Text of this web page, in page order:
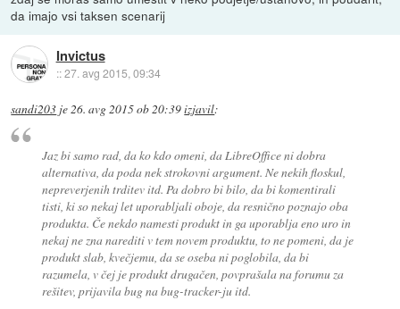
da imajo vsi taksen scenarij
Invictus
::27. avg 2015, 09:34
sandi203 je26. avg 2015 ob 20:39izjavil:
Jaz bi samo rad, da ko kdo omeni, da LibreOffice ni dobra
alternativa, da poda nek strokovni argument. Ne nekih floskul,
nepreverjenih trditev itd. Pa dobro bi bilo, da bi komentirali
tisti, ki so nekaj let uporabljali oboje, da resnično poznajo oba
produkta. Če nekdo namesti produkt in ga uporablja eno uro in
nekaj ne zna narediti v tem novem produktu, to ne pomeni, da je
produkt slab, kvečjemu, da se oseba ni poglobila, da bi
razumela, v čej je produkt drugačen, povprašala na forumu za
rešitev, prijavila bug na bug-tracker-ju itd.